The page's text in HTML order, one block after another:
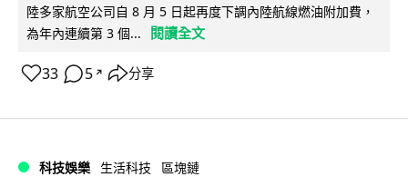
陸多家航空公司自 8 月 5 日起再度下調內陸航線燃油附加費，
為年內連續第 3 個...
閱讀全文
33 5 ↗ 分享
科技娛樂 生活科技 區塊鏈